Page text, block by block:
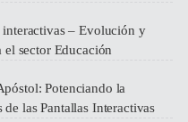
interactivas – Evolución y
el sector Educación
Potenciando la
de las Pantallas Interactivas